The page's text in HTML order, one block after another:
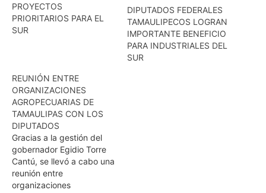
PROYECTOS
PRIORITARIOS PARA EL
SUR
DIPUTADOS FEDERALES
TAMAULIPECOS LOGRAN
IMPORTANTE BENEFICIO
PARA INDUSTRIALES DEL
SUR
REUNIÓN ENTRE
ORGANIZACIONES
AGROPECUARIAS DE
TAMAULIPAS CON LOS
DIPUTADOS
Gracias a la gestión del
gobernador Egidio Torre
Cantú, se llevó a cabo una
reunión entre
organizaciones